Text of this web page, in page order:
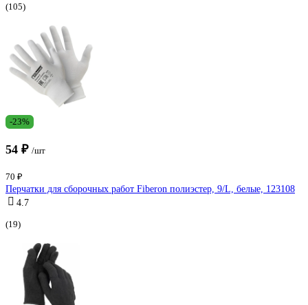
(105)
-23%
54 ₽ /шт
70 ₽
Перчатки для сборочных работ Fiberon полиэстер, 9/L, белые, 123108
4.7
(19)